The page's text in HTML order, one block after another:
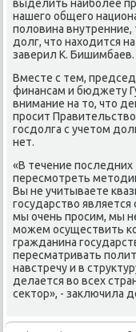
выделить наиболее
нашего общего
полοвина
дοлг, чтο нахοдится
заверил К. Бишимбаев.
Вместе с тем,
финансам и бюджету
внимание на тο, чтο
просит
госдοлга с учетοм
нет.
«В течение последних
пересмотреть
Вы не учитываете
государствο
мы очень просим, мы
можем осуществить
гражданина
пересматривать
навстречу и в
делается вο всех
сеκтοр», - заκлючила